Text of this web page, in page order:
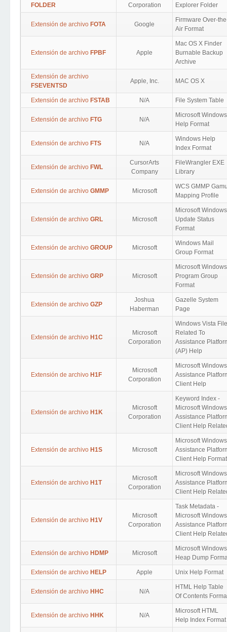
FOLDER
Corporation
Explorer Folder
Extensión de archivo FOTA Google
Firmware Over-
Air Format
Extensión de archivo FPBF Apple
Mac OS X Finder
Burnable Backup
Archive
Extensión de archivo
FSEVENTSD
Apple, Inc. MAC OS X
Extensión de archivo FSTAB N/A File System Table
Extensión de archivo FTG N/A
Microsoft Windows
Help Format
Extensión de archivo FTS N/A
Windows Help
Index Format
Extensión de archivo FWL
CursorArts
Company
FileWrangler EXE
Library
Extensión de archivo GMMP Microsoft
WCS GMMP
Mapping Profile
Extensión de archivo GRL Microsoft
Microsoft Windows
Update Status
Format
Extensión de archivo GROUP Microsoft
Windows Mail
Group Format
Extensión de archivo GRP Microsoft
Microsoft Windows
Program Group
Format
Extensión de archivo GZP
Joshua
Haberman
Gazelle System
Page
Extensión de archivo H1C
Microsoft
Corporation
Windows Vista File
Related To
Assistance
(AP) Help
Extensión de archivo H1F
Microsoft
Corporation
Microsoft Windows
Assistance
Client Help
Extensión de archivo H1K
Microsoft
Corporation
Keyword Index -
Microsoft Windows
Assistance
Client Help
Extensión de archivo H1S Microsoft
Microsoft Windows
Assistance
Client Help Format
Extensión de archivo H1T
Microsoft
Corporation
Microsoft Windows
Assistance
Client Help
Extensión de archivo H1V
Microsoft
Corporation
Task Metadata -
Microsoft Windows
Assistance
Client Help
Extensión de archivo HDMP Microsoft
Microsoft Windows
Heap Dump
Extensión de archivo HELP Apple Unix Help Format
Extensión de archivo HHC N/A
HTML Help Table
Of Contents
Extensión de archivo HHK N/A
Microsoft HTML
Help Index Format